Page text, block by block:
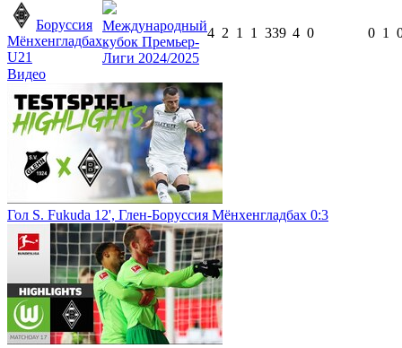
Боруссия
Мёнхенгладбах
U21
Международный
кубок Премьер-
Лиги 2024/2025
4 2 1 1 339 4 0 0 1
Видео
Гол S. Fukuda 12', Глен-Боруссия Мёнхенгладбах 0:3